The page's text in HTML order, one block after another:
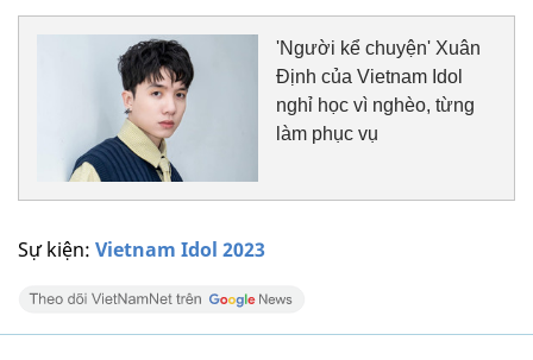
Sự kiện: Vietnam Idol 2023
'Người kể chuyện' Xuân
Định của Vietnam Idol
nghỉ học vì nghèo, từng
làm phục vụ